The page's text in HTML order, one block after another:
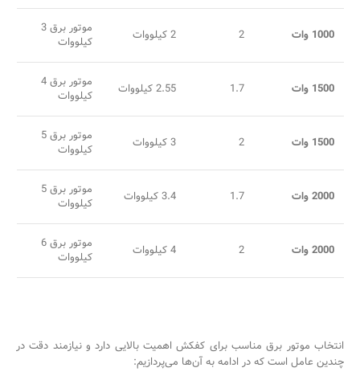
1000 وات 2 2 کیلووات
موتور برق 3
کیلووات
1500 وات 1.7 2.55 کیلووات
موتور برق 4
کیلووات
1500 وات 2 3 کیلووات
موتور برق 5
کیلووات
2000 وات 1.7 3.4 کیلووات
موتور برق 5
کیلووات
2000 وات 2 4 کیلووات
موتور برق 6
کیلووات
انتخاب موتور برق مناسب برای کفکش اهمیت بالایی دارد و نیازمند دقت در
چندین عامل است که در ادامه به آن‌ها می‌پردازیم: